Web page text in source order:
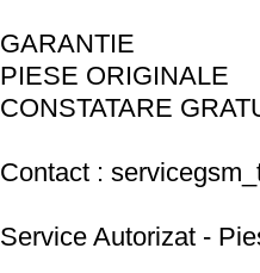
GARANTIE
PIESE ORIGINALE
CONSTATARE
Contact :
Service Autorizat -